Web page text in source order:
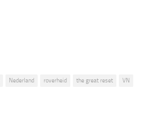
Nederland roverheid the great reset
VN